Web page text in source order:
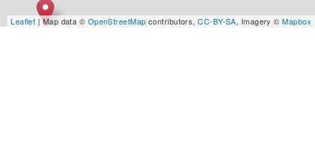
Leaflet | Map data © OpenStreetMap contributors,CC-BY-SA, Imagery ©Mapbox